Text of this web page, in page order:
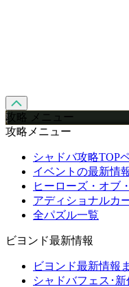
攻略 メニュー
攻略メニュー
シャドバ攻略TOP
イベントの最新情
ヒーローズ・オブ
アディショナルカ
全パズル一覧
ビヨンド最新情報
ビヨンド最新情報
シャドバフェス･